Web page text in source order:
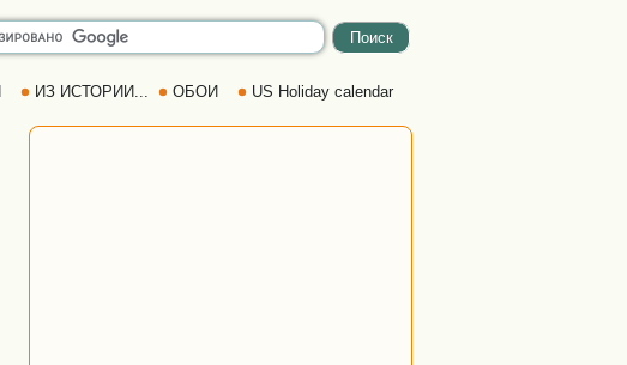
ИЗ ИСТОРИИ... ОБОИ US Holiday calendar